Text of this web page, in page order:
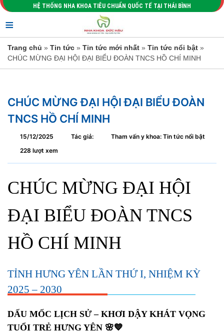
HỆ THỐNG NHA KHOA TIÊU CHUẨN QUỐC TẾ TẠI THÁI BÌNH
≡
Trang chủ » Tin tức » Tin tức mới nhất » Tin tức nổi bật »
CHÚC MỪNG ĐẠI HỘI ĐẠI BIỂU ĐOÀN TNCS HỒ CHÍ MINH
CHÚC MỪNG ĐẠI HỘI ĐẠI BIỂU ĐOÀN
TNCS HỒ CHÍ MINH
15/12/2025 Tác giả:
Tham vấn y khoa: Tin tức nổi bật
228 lượt xem
CHÚC MỪNG ĐẠI HỘI
ĐẠI BIỂU ĐOÀN TNCS
HỒ CHÍ MINH
TỈNH HƯNG YÊN LẦN THỨ I, NHIỆM KỲ
2025 – 2030
DẤU MỐC LỊCH SỬ – KHƠI DẬY KHÁT VỌNG
TUỔI TRẺ HƯNG YÊN 🌸💙